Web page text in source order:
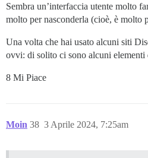
Sembra un’interfaccia utente molto
molto per nasconderla (cioè, è molto
Una volta che hai usato alcuni siti
ovvi: di solito ci sono alcuni elementi
8 Mi Piace
Moin 3 Aprile 2024, 7:25am
38